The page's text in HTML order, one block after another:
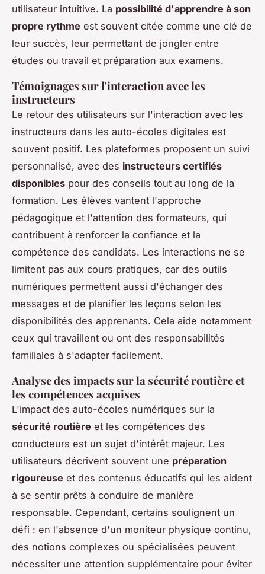
utilisateur intuitive. La possibilité d'apprendre à son
propre rythme est souvent citée comme une clé de
leur succès, leur permettant de jongler entre
études ou travail et préparation aux examens.
Témoignages sur l'interaction avec les
instructeurs
Le retour des utilisateurs sur l'interaction avec les
instructeurs dans les auto-écoles digitales est
souvent positif. Les plateformes proposent un suivi
personnalisé, avec des instructeurs certifiés
disponibles pour des conseils tout au long de la
formation. Les élèves vantent l'approche
pédagogique et l'attention des formateurs, qui
contribuent à renforcer la confiance et la
compétence des candidats. Les interactions ne se
limitent pas aux cours pratiques, car des outils
numériques permettent aussi d'échanger des
messages et de planifier les leçons selon les
disponibilités des apprenants. Cela aide notamment
ceux qui travaillent ou ont des responsabilités
familiales à s'adapter facilement.
Analyse des impacts sur la sécurité routière et
les compétences acquises
L'impact des auto-écoles numériques sur la
sécurité routière et les compétences des
conducteurs est un sujet d'intérêt majeur. Les
utilisateurs décrivent souvent une préparation
rigoureuse et des contenus éducatifs qui les aident
à se sentir prêts à conduire de manière
responsable. Cependant, certains soulignent un
défi : en l'absence d'un moniteur physique continu,
des notions complexes ou spécialisées peuvent
nécessiter une attention supplémentaire pour éviter